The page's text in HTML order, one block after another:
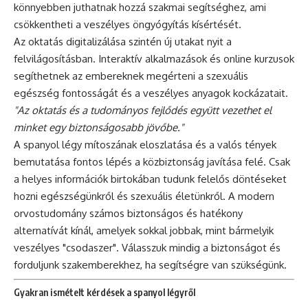
könnyebben juthatnak hozzá szakmai segítséghez, ami
csökkentheti a veszélyes öngyógyítás kísértését.
Az oktatás digitalizálása szintén új utakat nyit a
felvilágosításban. Interaktív alkalmazások és online kurzusok
segíthetnek az embereknek megérteni a szexuális
egészség fontosságát és a veszélyes anyagok kockázatait.
"Az oktatás és a tudományos fejlődés együtt vezethet el
minket egy biztonságosabb jövőbe."
A spanyol légy mítoszának eloszlatása és a valós tények
bemutatása fontos lépés a közbiztonság javítása felé. Csak
a helyes információk birtokában tudunk felelős döntéseket
hozni egészségünkről és szexuális életünkről. A modern
orvostudomány számos biztonságos és hatékony
alternatívát kínál, amelyek sokkal jobbak, mint bármelyik
veszélyes "csodaszer". Válasszuk mindig a biztonságot és
forduljunk szakemberekhez, ha segítségre van szükségünk.
Gyakran ismételt kérdések a spanyol légyről